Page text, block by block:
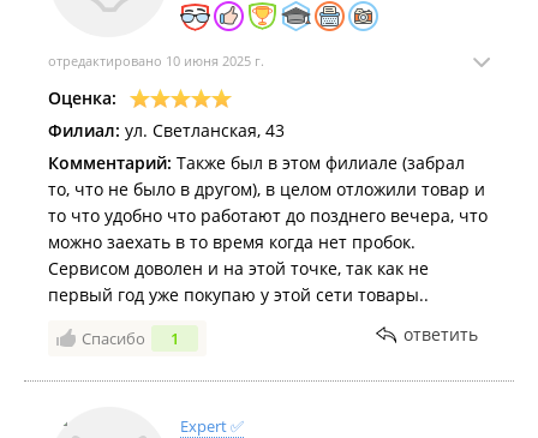
отредактировано 10 июня 2025 г.
Оценка:
Филиал: ул. Светланская, 43
Комментарий: Также был в этом филиале (забрал
то, что не было в другом), в целом отложили товар и
то что удобно что работают до позднего вечера, что
можно заехать в то время когда нет пробок.
Сервисом доволен и на этой точке, так как не
первый год уже покупаю у этой сети товары..
Спасибо 1 ответить
Expert ✅